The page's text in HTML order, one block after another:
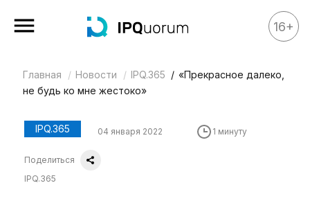
Все материалы
Аналитика
Legal review
События
16+
Главная Новости IPQ.365
«Прекрасное далеко,
не будь ко мне жестоко»
IPQ.365 04 января 2022 1 минуту
Поделиться
IPQ.365